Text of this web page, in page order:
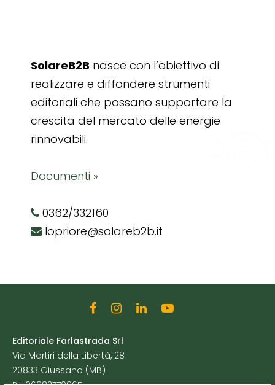
SolareB2B nasce con l’obiettivo di
realizzare e diffondere strumenti
editoriali che possano supportare la
crescita del mercato delle energie
rinnovabili.
Documenti »
0362/332160
lopriore@solareb2b.it
Editoriale Farlastrada Srl
Via Martiri della Libertà, 28
20833 Giussano (MB)